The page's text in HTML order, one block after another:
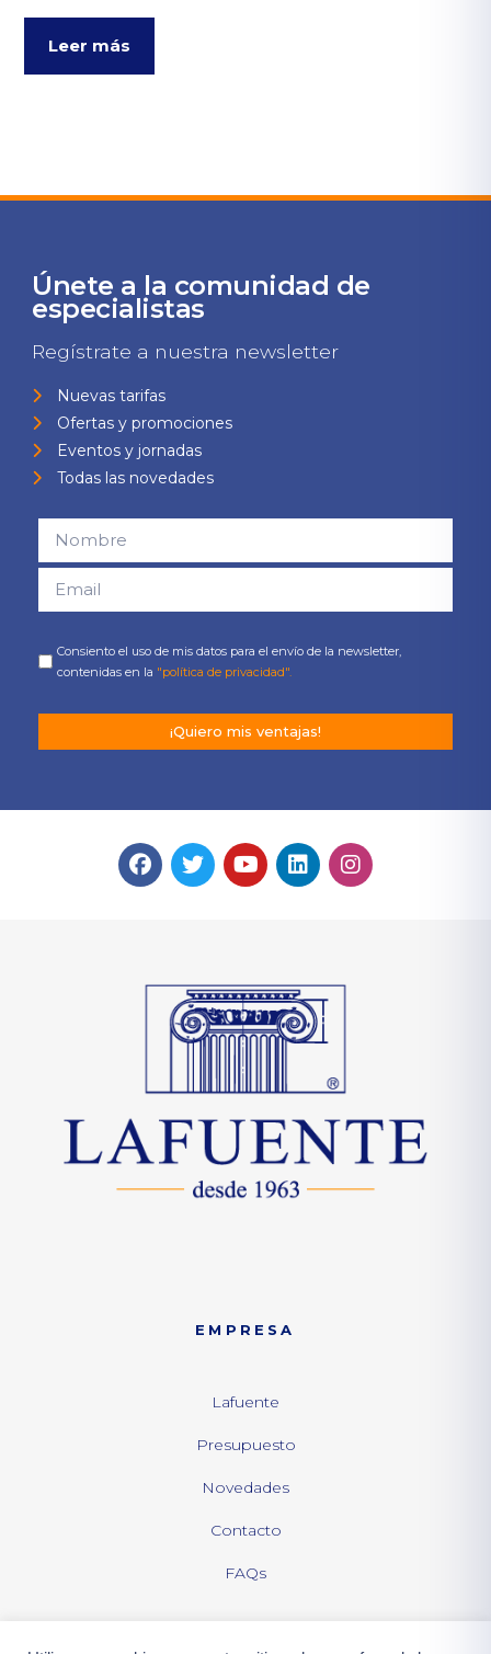
Leer más
Únete a la comunidad de
especialistas
Regístrate a nuestra newsletter
Nuevas tarifas
Ofertas y promociones
Eventos y jornadas
Todas las novedades
Consiento el uso de mis datos para el envío de la newsletter,
contenidas en la "política de privacidad".
¡Quiero mis ventajas!
EMPRESA
Lafuente
Presupuesto
Novedades
Contacto
FAQs